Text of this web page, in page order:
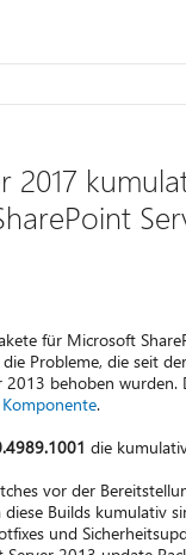
2017
für Microsoft
Probleme, die seit
2013 behoben wurden.
Komponente.
die
vor der
Builds kumulativ
und